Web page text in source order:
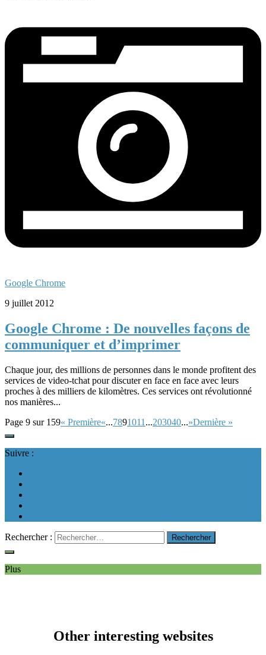
Google Chrome
9 juillet 2012
Google Chrome : De nouvelles façons de
communiquer et d’imprimer
Chaque jour, des millions de personnes dans le monde profitent des
services de video-tchat pour discuter en face en face avec leurs
proches à des milliers de kilomètres. Ces services ont révolutionné
nos manières...
Page 9 sur 159« Première«...7891011 ...203040...»Dernière »
Suivre :
Rechercher :
Plus
Other interesting websites